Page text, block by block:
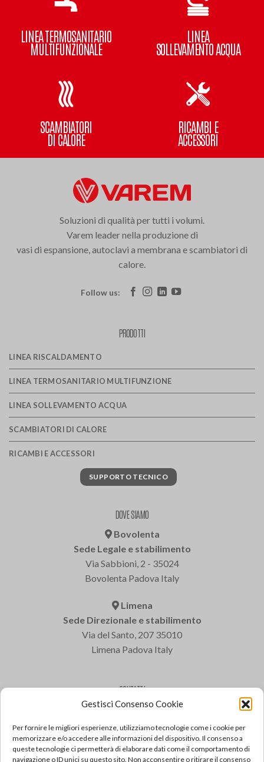
Gestisci Consenso Cookie
Per fornire le migliori esperienze, utilizziamo tecnologie come i cookie per
memorizzare e/o accedere alle informazioni del dispositivo. Il consenso a
queste tecnologie ci permetterà di elaborare dati come il comportamento di
navigazione o ID unici su questo sito. Non acconsentire o ritirare il consenso
LINEA TERMOSANITARIO
MULTIFUNZIONALE
LINEA
SOLLEVAMENTO ACQUA
SCAMBIATORI
DI CALORE
RICAMBI E
ACCESSORI
Soluzioni di qualità per tutti i volumi.
Varem leader nella produzione di
vasi di espansione, autoclavi a membrana e scambiatori di
calore.
Follow us:
PRODOTTI
LINEA RISCALDAMENTO
LINEA TERMOSANITARIO MULTIFUNZIONE
LINEA SOLLEVAMENTO ACQUA
SCAMBIATORI DI CALORE
RICAMBI E ACCESSORI
SUPPORTO TECNICO
DOVE SIAMO
Bovolenta
Sede Legale e stabilimento
Via Sabbioni, 2 - 35024
Bovolenta Padova Italy
Limena
Sede Direzionale e stabilimento
Via del Santo, 207 35010
Limena Padova Italy
CONTATTI
Varem S.p.a.
Tel: +39 049 8840322
Fax: +39 049 8841399
Email: varem@varem.com